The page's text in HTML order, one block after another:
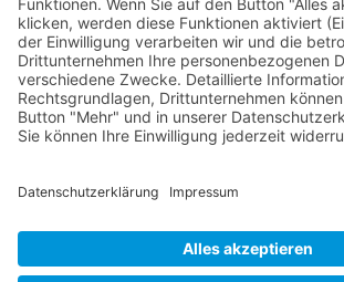
Synonyme: TZI
© 2026 Frank Hartung Ihr Mediator bei